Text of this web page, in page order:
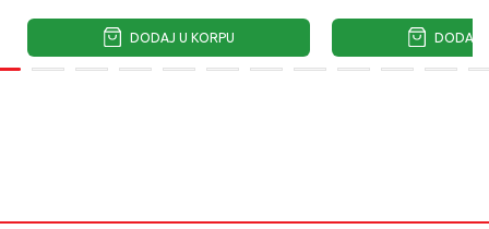
DODAJ U KORPU DODAJ